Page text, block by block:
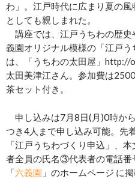
わ」。江戸時代に広まり夏の
としても親しまれた。
講座では、江戸うちわの歴史
義園オリジナル模様の「江戸
は、「うちわの太田屋」
太田美津江さん。参加費は
茶セット付き。
申し込みは7月8日(月)0時から
つき4人まで申し込み可能。先
「江戸うちわづくり申込」、
者全員の氏名③代表者の電話番
「六義園 」のホームページ に掲